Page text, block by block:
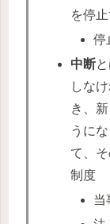
を停
停
中断
しな
き、
うに
て、
制度
当